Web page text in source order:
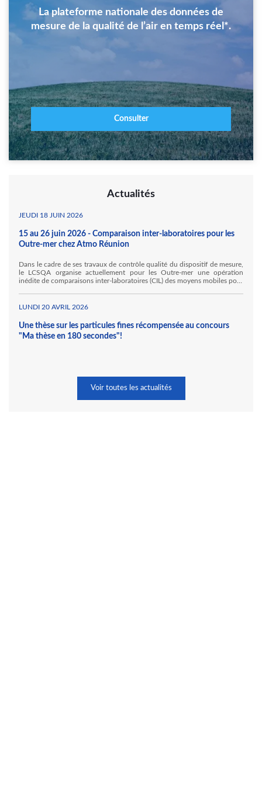
La plateforme nationale des données de
mesure de la qualité de l’air en temps réel*.
Consulter
Actualités
JEUDI 18 JUIN 2026
15 au 26 juin 2026 - Comparaison inter-laboratoires pour les
Outre-mer chez Atmo Réunion
Dans le cadre de ses travaux de contrôle qualité du dispositif de mesure,
le LCSQA organise actuellement pour les Outre-mer une opération
inédite de comparaisons inter-laboratoires (CIL) des moyens mobiles pour
travaux pour le LCSQA.
LUNDI 20 AVRIL 2026
Une thèse sur les particules fines récompensée au concours
"Ma thèse en 180 secondes"!
Voir toutes les actualités